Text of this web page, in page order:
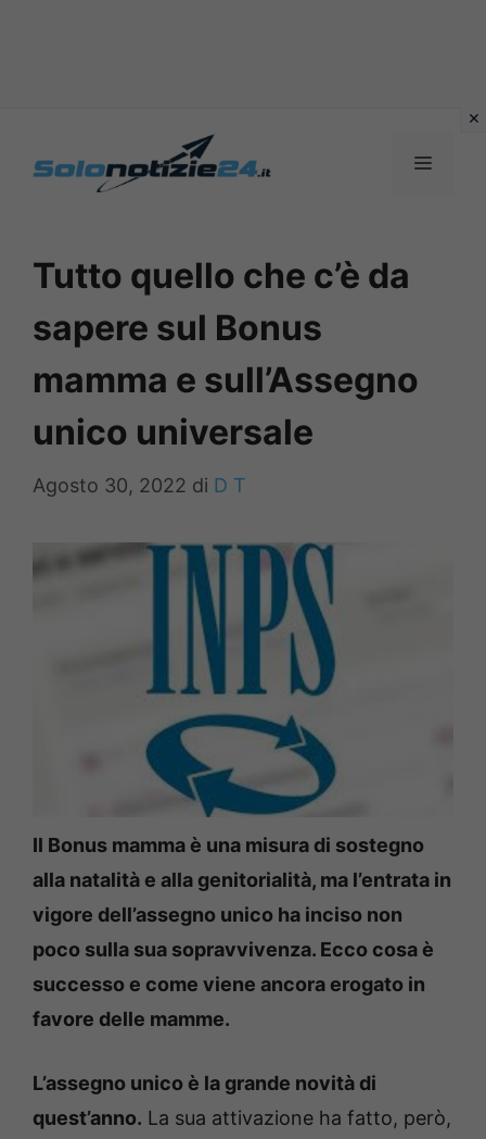
MENU
Tutto quello che c’è da
sapere sul Bonus
mamma e sull’Assegno
unico universale
Agosto 30, 2022 di D T
Il Bonus mamma è una misura di sostegno
alla natalità e alla genitorialità, ma l’entrata in
vigore dell’assegno unico ha inciso non
poco sulla sua sopravvivenza. Ecco cosa è
successo e come viene ancora erogato in
favore delle mamme.
L’assegno unico è la grande novità di
quest’anno. La sua attivazione ha fatto, però,